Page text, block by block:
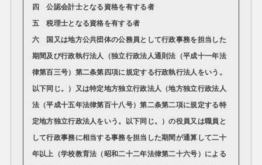
四 公認会計士となる資格を有する者
五 税理士となる資格を有する者
六 国又は地方公共団体の公務員として行政事務を担当した
期間及び行政執行法人（独立行政法人通則法（平成十一年法
律第百三号）第二条第四項に規定する行政執行法人をいう。
以下同じ。）又は特定地方独立行政法人（地方独立行政法人
法（平成十五年法律第百十八号）第二条第二項に規定する特
定地方独立行政法人をいう。以下同じ。）の役員又は職員と
して行政事務に相当する事務を担当した期間が通算して二十
年以上（学校教育法（昭和二十二年法律第二十六号）による